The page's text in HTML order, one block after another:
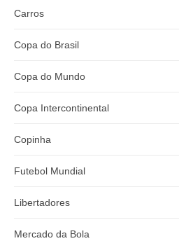
Carros
Copa do Brasil
Copa do Mundo
Copa Intercontinental
Copinha
Futebol Mundial
Libertadores
Mercado da Bola